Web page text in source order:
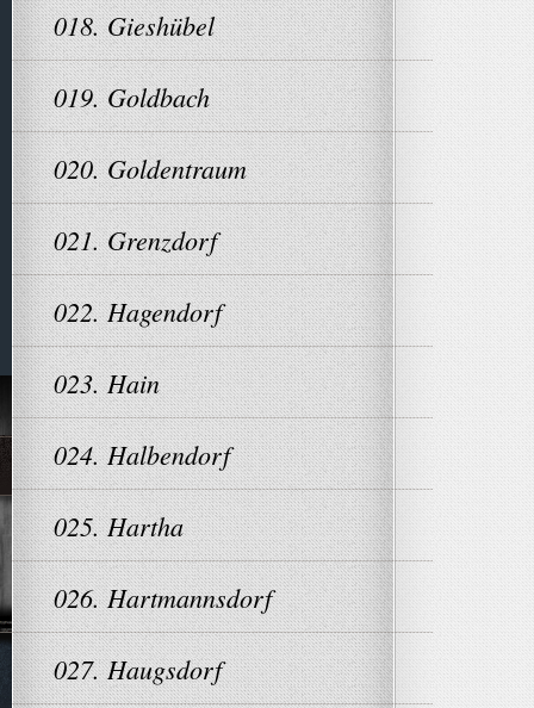
018. Gieshübel
019. Goldbach
020. Goldentraum
021. Grenzdorf
022. Hagendorf
023. Hain
024. Halbendorf
025. Hartha
026. Hartmannsdorf
027. Haugsdorf